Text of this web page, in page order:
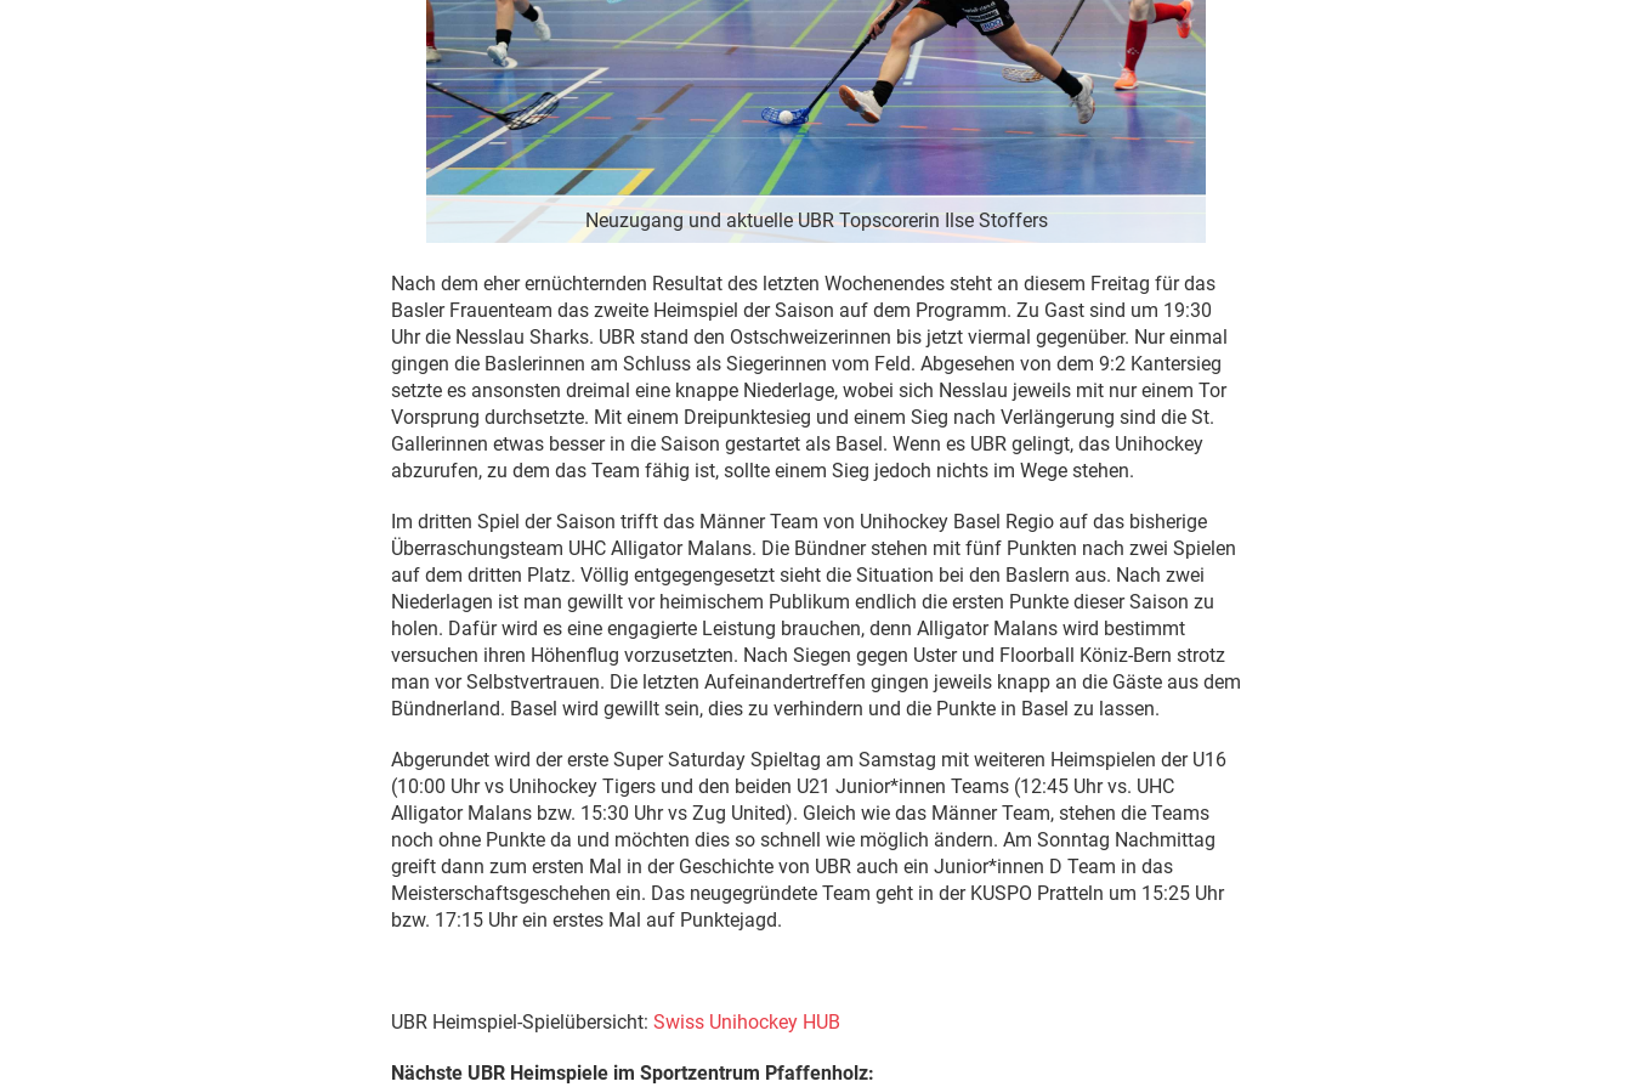
Neuzugang und aktuelle UBR Topscorerin Ilse Stoffers
Nach dem eher ernüchternden Resultat des letzten Wochenendes steht an diesem Freitag für das
Basler Frauenteam das zweite Heimspiel der Saison auf dem Programm. Zu Gast sind um 19:30
Uhr die Nesslau Sharks. UBR stand den Ostschweizerinnen bis jetzt viermal gegenüber. Nur einmal
gingen die Baslerinnen am Schluss als Siegerinnen vom Feld. Abgesehen von dem 9:2 Kantersieg
setzte es ansonsten dreimal eine knappe Niederlage, wobei sich Nesslau jeweils mit nur einem Tor
Vorsprung durchsetzte. Mit einem Dreipunktesieg und einem Sieg nach Verlängerung sind die St.
Gallerinnen etwas besser in die Saison gestartet als Basel. Wenn es UBR gelingt, das Unihockey
abzurufen, zu dem das Team fähig ist, sollte einem Sieg jedoch nichts im Wege stehen.
Im dritten Spiel der Saison trifft das Männer Team von Unihockey Basel Regio auf das bisherige
Überraschungsteam UHC Alligator Malans. Die Bündner stehen mit fünf Punkten nach zwei Spielen
auf dem dritten Platz. Völlig entgegengesetzt sieht die Situation bei den Baslern aus. Nach zwei
Niederlagen ist man gewillt vor heimischem Publikum endlich die ersten Punkte dieser Saison zu
holen. Dafür wird es eine engagierte Leistung brauchen, denn Alligator Malans wird bestimmt
versuchen ihren Höhenflug vorzusetzten. Nach Siegen gegen Uster und Floorball Köniz-Bern strotz
man vor Selbstvertrauen. Die letzten Aufeinandertreffen gingen jeweils knapp an die Gäste aus dem
Bündnerland. Basel wird gewillt sein, dies zu verhindern und die Punkte in Basel zu lassen.
Abgerundet wird der erste Super Saturday Spieltag am Samstag mit weiteren Heimspielen der U16
(10:00 Uhr vs Unihockey Tigers und den beiden U21 Junior*innen Teams (12:45 Uhr vs. UHC
Alligator Malans bzw. 15:30 Uhr vs Zug United). Gleich wie das Männer Team, stehen die Teams
noch ohne Punkte da und möchten dies so schnell wie möglich ändern. Am Sonntag Nachmittag
greift dann zum ersten Mal in der Geschichte von UBR auch ein Junior*innen D Team in das
Meisterschaftsgeschehen ein. Das neugegründete Team geht in der KUSPO Pratteln um 15:25 Uhr
bzw. 17:15 Uhr ein erstes Mal auf Punktejagd.
UBR Heimspiel-Spielübersicht: Swiss Unihockey HUB
Nächste UBR Heimspiele im Sportzentrum Pfaffenholz: